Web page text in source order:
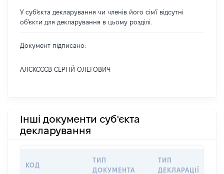
У суб'єкта декларування чи членів його сім'ї відсутні
об'єкти для декларування в цьому розділі.
Документ підписано:
АЛЄКСЄЄВ СЕРГІЙ ОЛЕГОВИЧ
Інші документи суб'єкта
декларування
КОД
ТИП
ДОКУМЕНТА
ТИП
ДЕКЛАРАЦІЇ